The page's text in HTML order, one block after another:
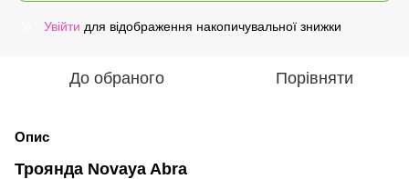
Увійти для відображення накопичувальної знижки
До обраного Порівняти
Опис
Троянда Novaya Abra